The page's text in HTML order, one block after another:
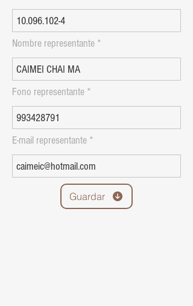
Nombre representante
Fono representante
E-mail representante
Guardar